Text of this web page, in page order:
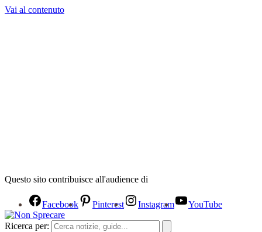
Vai al contenuto
Questo sito contribuisce all'audience di
Facebook Pinterest Instagram YouTube
Ricerca per: